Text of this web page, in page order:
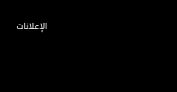
الإعلانات